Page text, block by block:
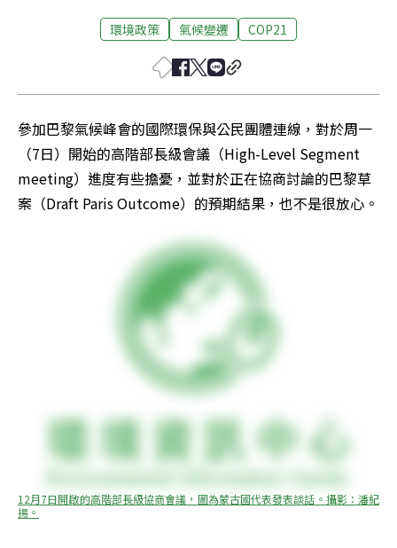
環境政策 氣候變遷 COP21
參加巴黎氣候峰會的國際環保與公民團體連線，對於周一
（7日）開始的高階部長級會議（High-Level Segment
meeting）進度有些擔憂，並對於正在協商討論的巴黎草
案（Draft Paris Outcome）的預期結果，也不是很放心。
12月7日開啟的高階部長級協商會議，圖為蒙古國代表發表談話。攝影：潘紀
揚。